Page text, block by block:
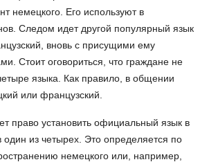
немецкого. Его используют в
Следом идет другой популярный язык
вновь с присущими ему
Стоит оговориться, что граждане не
языка. Как правило, в общении
или французский.
право установить официальный язык в
из четырех. Это определяется по
немецкого или, например,